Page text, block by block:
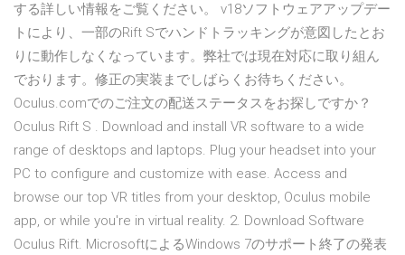
する詳しい情報をご覧ください。 v18ソフトウェアアップデー
トにより、一部のRift Sでハンドトラッキングが意図したとお
りに動作しなくなっています。弊社では現在対応に取り組ん
でおります。修正の実装までしばらくお待ちください。
Oculus.comでのご注文の配送ステータスをお探しですか？
Oculus Rift S . Download and install VR software to a wide
range of desktops and laptops. Plug your headset into your
PC to configure and customize with ease. Access and
browse our top VR titles from your desktop, Oculus mobile
app, or while you're in virtual reality. 2. Download Software
Oculus Rift. MicrosoftによるWindows 7のサポート終了の発表